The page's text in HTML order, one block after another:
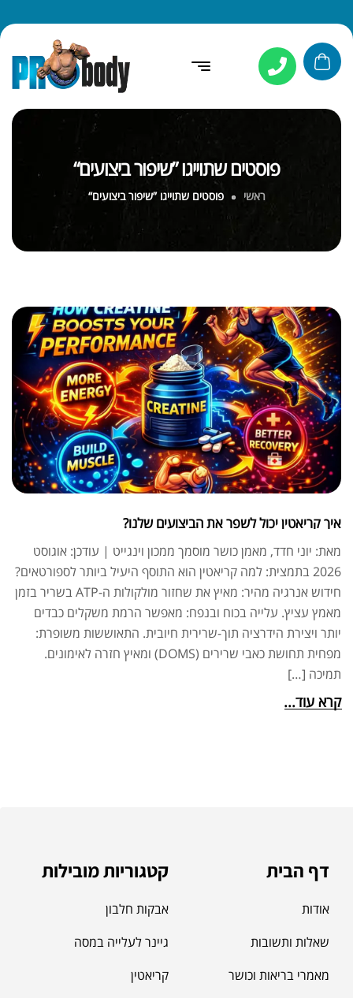
פוסטים שתוייגו ”שיפור ביצועים“
ראשי פוסטים שתוייגו ”שיפור ביצועים“
איך קריאטין יכול לשפר את הביצועים שלנו?
מאת: יוני חדד, מאמן כושר מוסמך ממכון וינגייט | עודכן: אוגוסט
2026 בתמצית: למה קריאטין הוא התוסף היעיל ביותר לספורטאים?
חידוש אנרגיה מהיר: מאיץ את שחזור מולקולות ה-ATP בשריר בזמן
מאמץ עציץ. עלייה בכוח ובנפח: מאפשר הרמת משקלים כבדים
יותר ויצירת הידרציה תוך-שרירית חיובית. התאוששות משופרת:
מפחית תחושת כאבי שרירים (DOMS) ומאיץ חזרה לאימונים.
תמיכה […]
קרא עוד...
דף הבית
אודות
שאלות ותשובות
מאמרי בריאות וכושר
קטגוריות מובילות
אבקות חלבון
גיינר לעלייה במסה
קריאטין